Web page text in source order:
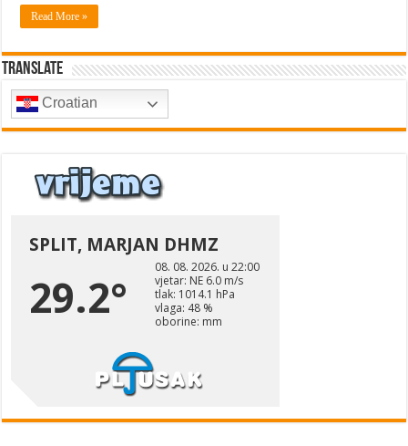
Read More »
Translate
Croatian